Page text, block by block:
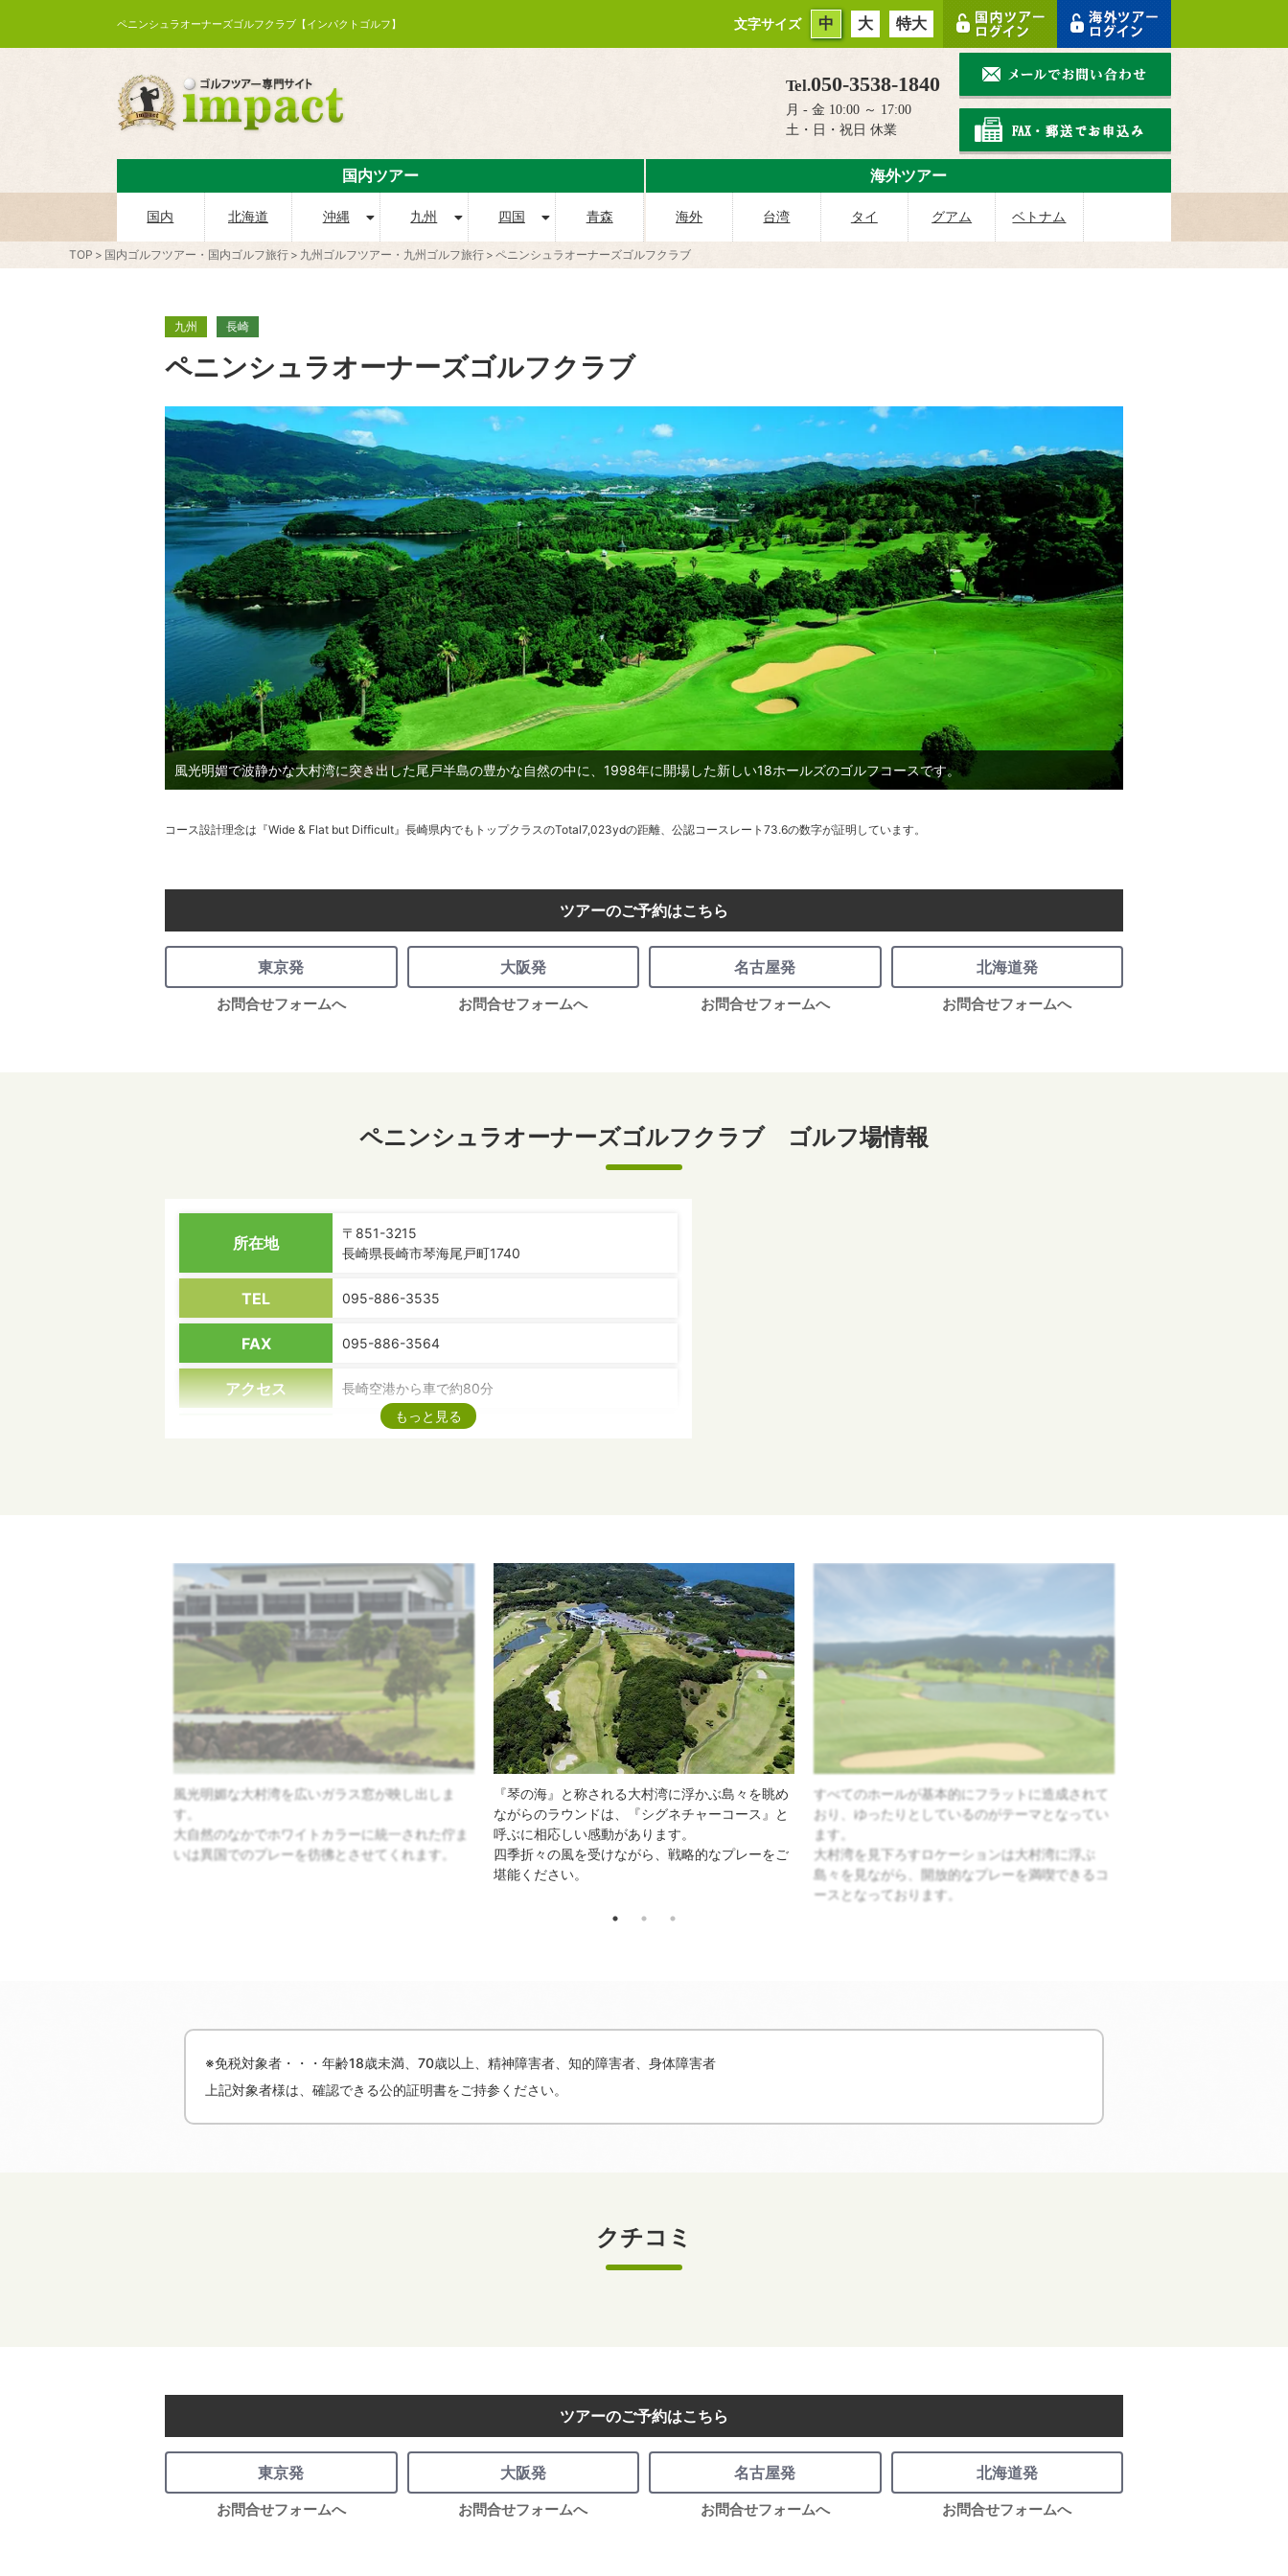
ペニンシュラオーナーズゴルフクラブ【インパクトゴルフ】 文字サイズ 中 大 特大
Tel.050-3538-1840
月 - 金 10:00 ～ 17:00
土・日・祝日 休業
国内ツアー
国内 北海道 沖縄 九州 四国 青森
海外ツアー
海外 台湾 タイ グアム ベトナム
TOP 国内ゴルフツアー・国内ゴルフ旅行 九州ゴルフツアー・九州ゴルフ旅行 ペニンシュラオーナーズゴルフクラブ
九州 長崎
ペニンシュラオーナーズゴルフクラブ
風光明媚で波静かな大村湾に突き出した尾戸半島の豊かな自然の中に、1998年に開場した新しい18ホールズのゴルフコースです。
コース設計理念は『Wide & Flat but Difficult』長崎県内でもトップクラスのTotal7,023ydの距離、公認コースレート73.6の数字が証明しています。
ツアーのご予約はこちら
東京発
お問合せフォームへ
大阪発
お問合せフォームへ
名古屋発
お問合せフォームへ
北海道発
お問合せフォームへ
ペニンシュラオーナーズゴルフクラブ ゴルフ場情報
所在地
〒851-3215
長崎県長崎市琴海尾戸町1740
TEL 095-886-3535
FAX 095-886-3564
アクセス 長崎空港から車で約80分
開催トーナメント
乗用カート GPS付カート
もっと見る
風光明媚な大村湾を広いガラス窓が映し出しま
す。
大自然のなかでホワイトカラーに統一された佇ま
いは異国でのプレーを彷彿とさせてくれます。
『琴の海』と称される大村湾に浮かぶ島々を眺め
ながらのラウンドは、『シグネチャーコース』と
呼ぶに相応しい感動があります。
四季折々の風を受けながら、戦略的なプレーをご
堪能ください。
すべてのホールが基本的にフラットに造成されて
おり、ゆったりとしているのがテーマとなってい
ます。
大村湾を見下ろすロケーションは大村湾に浮ぶ
島々を見ながら、開放的なプレーを満喫できるコ
ースとなっております。
※免税対象者・・・年齢18歳未満、70歳以上、精神障害者、知的障害者、身体障害者
上記対象者様は、確認できる公的証明書をご持参ください。
クチコミ
ツアーのご予約はこちら
東京発
お問合せフォームへ
大阪発
お問合せフォームへ
名古屋発
お問合せフォームへ
北海道発
お問合せフォームへ